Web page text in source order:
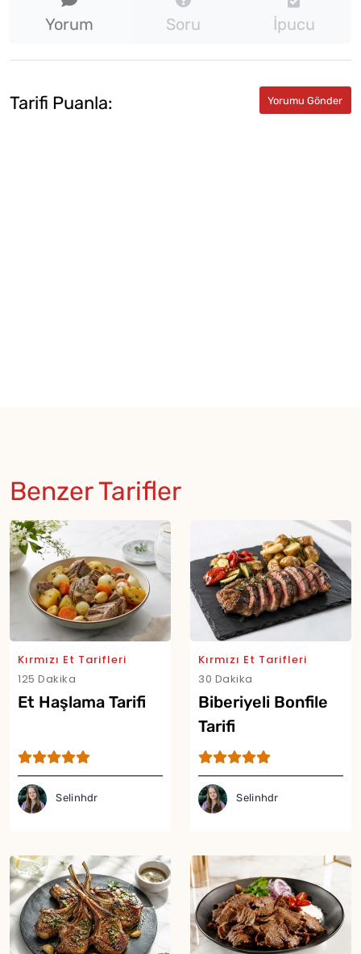
Yorum Soru İpucu
Tarifi Puanla:
Benzer Tarifler
Kırmızı Et Tarifleri
125 Dakika
Et Haşlama Tarifi
Selinhdr
Kırmızı Et Tarifleri
30 Dakika
Biberiyeli Bonfile
Tarifi
Selinhdr